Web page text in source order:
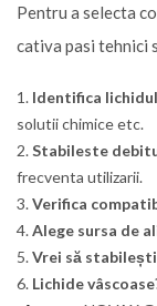
Pentru a selecta
cativa pasi tehnici
Identifica lichidul
solutii chimice etc.
Stabileste
frecventa utilizarii.
Verifica
Alege sursa de
Vrei să
Lichide